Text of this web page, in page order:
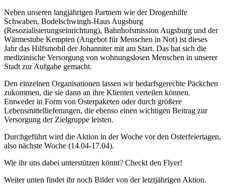
Neben unseren langjährigen Partnern wie der Drogenhilfe
Schwaben, Bodelschwingh-Haus Augsburg
(Resozialisierungseinrichtung), Bahnhofsmission Augsburg und der
Wärmestube Kempten (Angebot für Menschen in Not) ist dieses
Jahr das Hilfsmobil der Johanniter mit am Start. Das hat sich die
medizinische Versorgung von wohnungslosen Menschen in unserer
Stadt zur Aufgabe gemacht.
Den einzelnen Organisationen lassen wir bedarfsgerechte Päckchen
zukommen, die sie dann an ihre Klienten verteilen können.
Entweder in Form von Osterpaketen oder durch größere
Lebensmittellieferungen, die ebenso einen wichtigen Beitrag zur
Versorgung der Zielgruppe leisten.
Durchgeführt wird die Aktion in der Woche vor den Osterfeiertagen,
also nächste Woche (14.04-17.04).
Wie ihr uns dabei unterstützen könnt? Checkt den Flyer!
Weiter unten findet ihr noch Bilder von der letztjährigen Aktion.